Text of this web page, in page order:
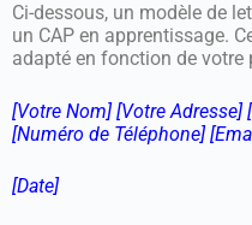
Ci-dessous, un modèle de
un CAP en apprentissage.
adapté en fonction de votre
[Votre Nom] [Votre Adresse]
[Numéro de Téléphone]
[Date]